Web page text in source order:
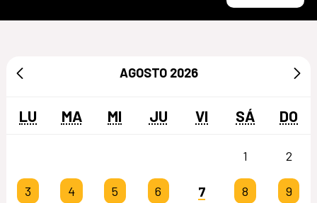
AGOSTO 2026
LU MA MI JU VI SÁ DO
1 2
3 4 5 6 7 8 9